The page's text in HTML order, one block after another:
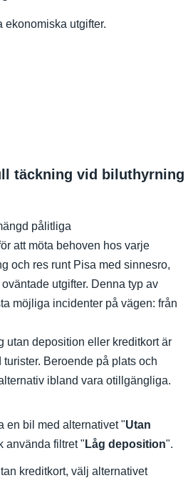
ekonomiska utgifter.
täckning vid biluthyrning
pålitliga
att möta behoven hos varje
och res runt Pisa med sinnesro,
utgifter. Denna typ av
möjliga incidenter på vägen: från
utan deposition eller kreditkort är
Beroende på plats och
ibland vara otillgängliga.
en bil med alternativet "Utan
använda filtret " Låg deposition".
kreditkort, välj alternativet